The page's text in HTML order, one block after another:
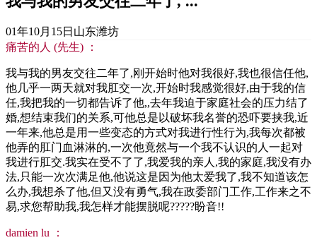
01年10月15日 山东潍坊
痛苦的人 (先生) ：
我与我的男友交往二年了,刚开始时他对我很好,我也很信任他,
他几乎一两天就对我肛交一次,开始时我感觉很好,由于我的信
任,我把我的一切都告诉了他,,去年我迫于家庭社会的压力结了
婚,想结束我们的关系,可他总是以破坏我名誉的恐吓要挟我,近
一年来,他总是用一些变态的方式对我进行性行为,我每次都被
他弄的肛门血淋淋的,一次他竟然与一个我不认识的人一起对
我进行肛交.我实在受不了了,我爱我的亲人,我的家庭,我没有办
法,只能一次次满足他,他说这是因为他太爱我了,我不知道该怎
么办,我想杀了他,但又没有勇气,我在政委部门工作,工作来之不
易,求您帮助我,我怎样才能摆脱呢?????盼音!!
damien lu ：